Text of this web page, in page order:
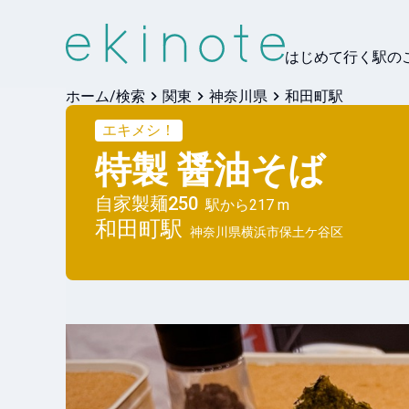
はじめて行く駅の
ホーム/検索 関東 神奈川県
和田町駅
エキメシ！
特製 醤油そば
自家製麺250 駅から217 m
和田町駅 神奈川県横浜市保土ケ谷区